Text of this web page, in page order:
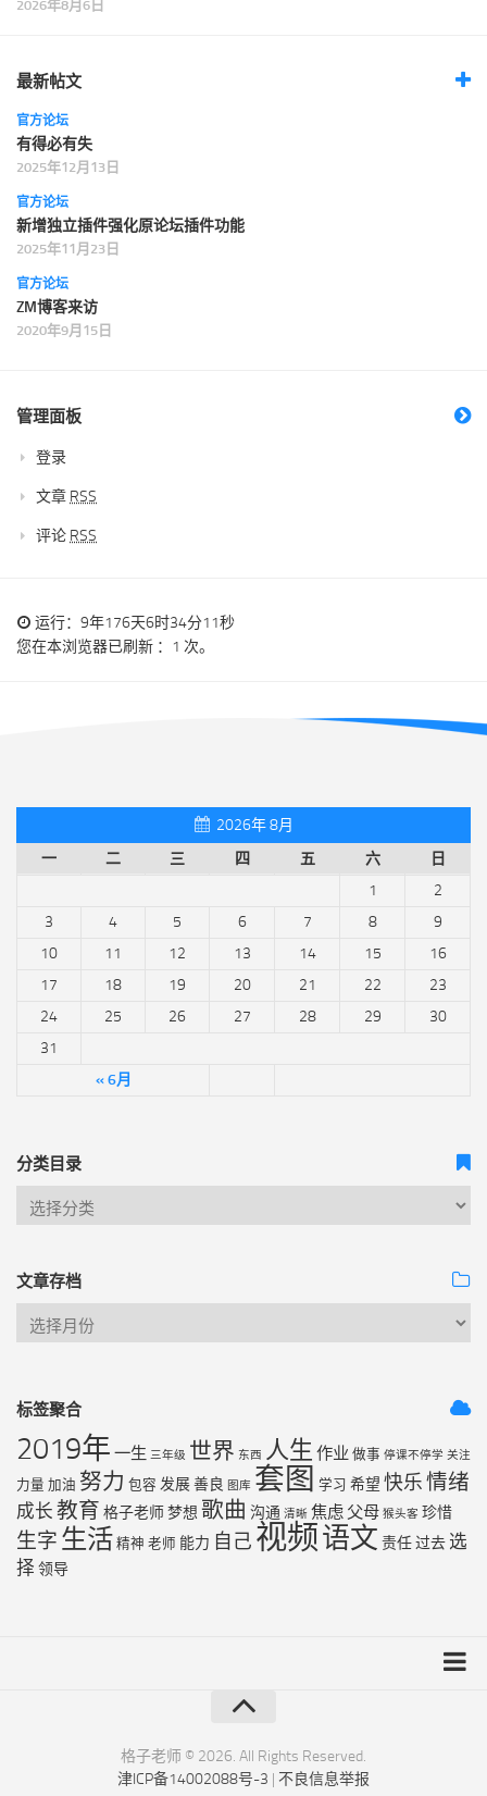
2026年8月6日
最新帖文
官方论坛
有得必有失
2025年12月13日
官方论坛
新增独立插件强化原论坛插件功能
2025年11月23日
官方论坛
ZM博客来访
2020年9月15日
管理面板
登录
文章 RSS
评论 RSS
运行：9年176天6时34分11秒
您在本浏览器已刷新 ：1 次。
2026年 8月
一
二 三 四 五 六 日
« 6月
1
2
3
4 5 6 7 8
9
10
11 12 13 14 15
16
17
18 19 20 21 22
23
24
25 26 27 28 29
30
31
分类目录
文章存档
标签聚合
2019年 一生 三年级 世界 东西 人生 作业 做事 停课不停学 关注
力量 加油 努力 包容 发展善良 图库 套图 学习 希望 快乐情绪
成长 教育 格子老师梦想 歌曲 沟通 清晰 焦虑 父母 猴头客 珍惜
生字 生活 精神 老师 能力 自己 视频语文 责任过去 选
择 领导
格子老师 © 2026. All Rights Reserved.
津ICP备14002088号-3 | 不良信息举报